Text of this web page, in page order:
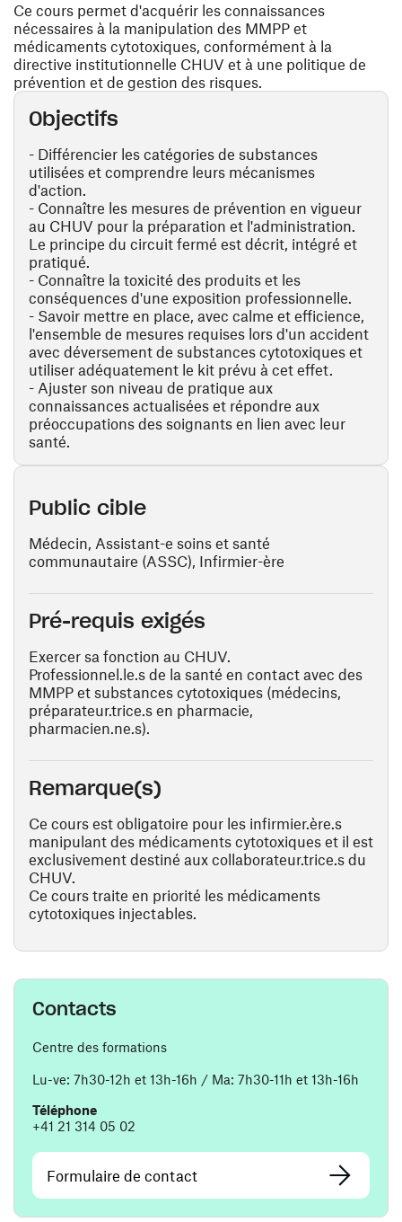
Ce cours permet d'acquérir les connaissances
nécessaires à la manipulation des MMPP et
médicaments cytotoxiques, conformément à la
directive institutionnelle CHUV et à une politique de
prévention et de gestion des risques.
Objectifs
- Différencier les catégories de substances
utilisées et comprendre leurs mécanismes
d'action.
- Connaître les mesures de prévention en vigueur
au CHUV pour la préparation et l'administration.
Le principe du circuit fermé est décrit, intégré et
pratiqué.
- Connaître la toxicité des produits et les
conséquences d'une exposition professionnelle.
- Savoir mettre en place, avec calme et efficience,
l'ensemble de mesures requises lors d'un accident
avec déversement de substances cytotoxiques et
utiliser adéquatement le kit prévu à cet effet.
- Ajuster son niveau de pratique aux
connaissances actualisées et répondre aux
préoccupations des soignants en lien avec leur
santé.
Public cible
Médecin, Assistant-e soins et santé
communautaire (ASSC), Infirmier-ère
Pré-requis exigés
Exercer sa fonction au CHUV.
Professionnel.le.s de la santé en contact avec des
MMPP et substances cytotoxiques (médecins,
préparateur.trice.s en pharmacie,
pharmacien.ne.s).
Remarque(s)
Ce cours est obligatoire pour les infirmier.ère.s
manipulant des médicaments cytotoxiques et il est
exclusivement destiné aux collaborateur.trice.s du
CHUV.
Ce cours traite en priorité les médicaments
cytotoxiques injectables.
Contacts
Centre des formations
Lu-ve: 7h30-12h et 13h-16h / Ma: 7h30-11h et 13h-16h
Téléphone
+41 21 314 05 02
Formulaire de contact